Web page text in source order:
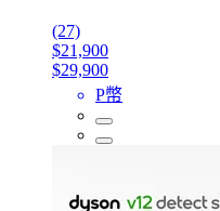
(27)
$21,900
$29,900
P幣